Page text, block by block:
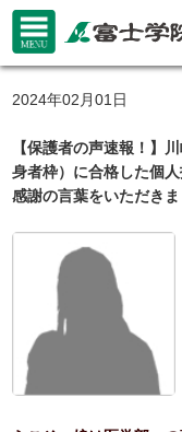
2024年02月01日
【保護者の声速報！】
身者枠）に合格した個
感謝の言葉をいただき